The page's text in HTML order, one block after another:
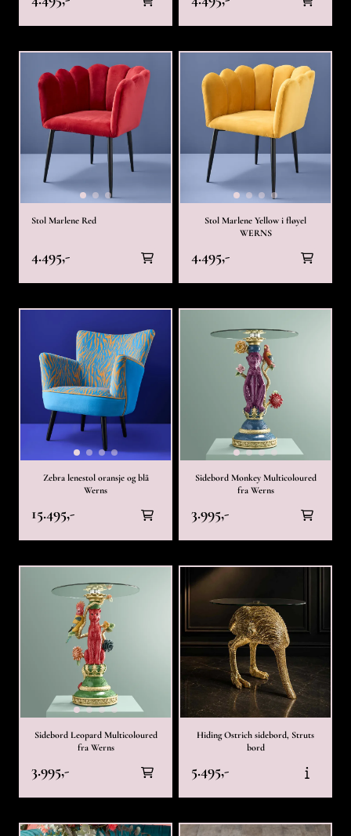
Stol Marlene Red
4.495,-
Stol Marlene Yellow i fløyel
WERNS
4.495,-
Zebra lenestol oransje og blå
Werns
15.495,-
Sidebord Monkey Multicoloured
fra Werns
3.995,-
Sidebord Leopard Multicoloured
fra Werns
3.995,-
Hiding Ostrich sidebord, Struts
bord
5.495,-